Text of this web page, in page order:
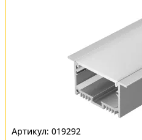
019292